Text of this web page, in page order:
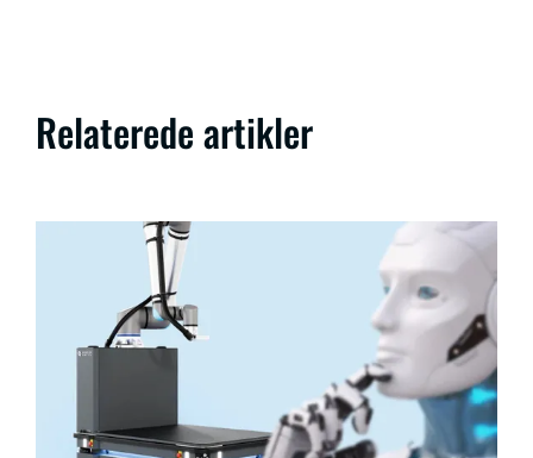
Relaterede artikler